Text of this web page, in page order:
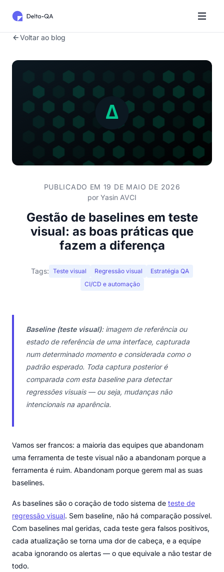
Voltar ao blog
PUBLICADO EM 19 DE MAIO DE 2026
por Yasin AVCI
Gestão de baselines em teste
visual: as boas práticas que
fazem a diferença
Tags: Teste visual Regressão visual
Estratégia QA
CI/CD e automação
Baseline (teste visual): imagem de referência ou
estado de referência de uma interface, capturada
num determinado momento e considerada como o
padrão esperado. Toda captura posterior é
comparada com esta baseline para detectar
regressões visuais — ou seja, mudanças não
intencionais na aparência.
Vamos ser francos: a maioria das equipes que abandonam
uma ferramenta de teste visual não a abandonam porque a
ferramenta é ruim. Abandonam porque gerem mal as suas
baselines.
As baselines são o coração de todo sistema de teste de
regressão visual. Sem baseline, não há comparação possível.
Com baselines mal geridas, cada teste gera falsos positivos,
cada atualização se torna uma dor de cabeça, e a equipe
acaba ignorando os alertas — o que equivale a não testar de
todo.